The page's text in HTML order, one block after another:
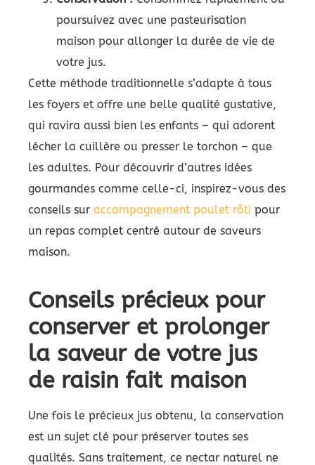
poursuivez avec une pasteurisation
maison pour allonger la durée de vie de
votre jus.
Cette méthode traditionnelle s’adapte à tous
les foyers et offre une belle qualité gustative,
qui ravira aussi bien les enfants – qui adorent
lécher la cuillère ou presser le torchon – que
les adultes. Pour découvrir d’autres idées
gourmandes comme celle-ci, inspirez-vous des
conseils sur accompagnement poulet rôti pour
un repas complet centré autour de saveurs
maison.
Conseils précieux pour
conserver et prolonger
la saveur de votre jus
de raisin fait maison
Une fois le précieux jus obtenu, la conservation
est un sujet clé pour préserver toutes ses
qualités. Sans traitement, ce nectar naturel ne